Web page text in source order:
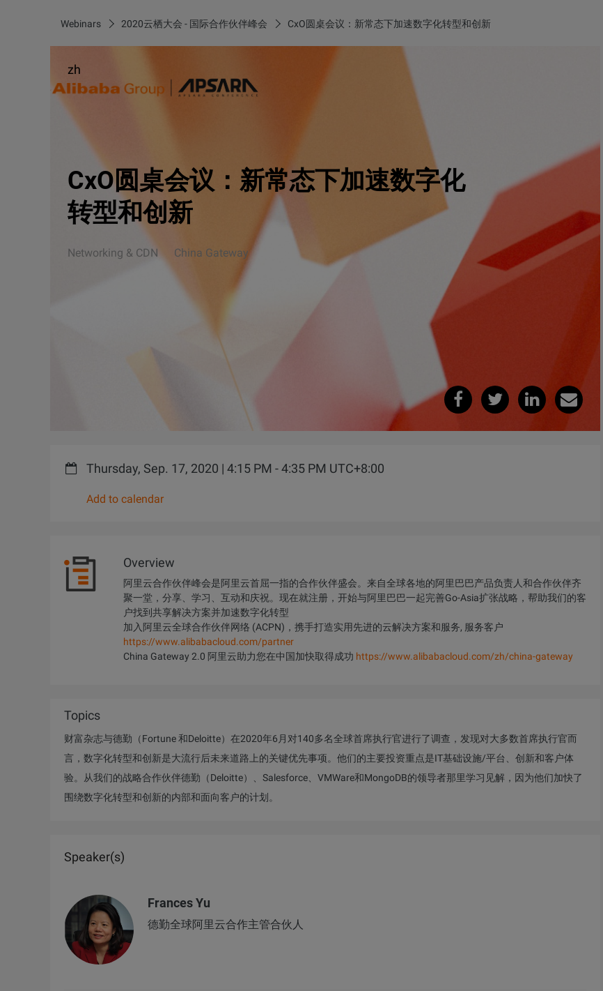
Webinars 2020云栖大会 - 国际合作伙伴峰会 CxO圆桌会议：新常态下加速数字化转型和创新
zh
CxO圆桌会议：新常态下加速数字化
转型和创新
Networking & CDN China Gateway
Thursday, Sep. 17, 2020 | 4:15 PM - 4:35 PM UTC+8:00
Add to calendar
Overview
阿里云合作伙伴峰会是阿里云首屈一指的合作伙伴盛会。来自全球各地的阿里巴巴产品负责人和合作伙伴齐
聚一堂，分享、学习、互动和庆祝。现在就注册，开始与阿里巴巴一起完善Go-Asia扩张战略，帮助我们的客
户找到共享解决方案并加速数字化转型
加入阿里云全球合作伙伴网络 (ACPN)，携手打造实用先进的云解决方案和服务, 服务客户
https://www.alibabacloud.com/partner
China Gateway 2.0 阿里云助力您在中国加快取得成功 https://www.alibabacloud.com/zh/china-gateway
Topics
财富杂志与德勤（Fortune 和Deloitte）在2020年6月对140多名全球首席执行官进行了调查，发现对大多数首席执行官而
言，数字化转型和创新是大流行后未来道路上的关键优先事项。他们的主要投资重点是IT基础设施/平台、创新和客户体
验。从我们的战略合作伙伴德勤（Deloitte）、Salesforce、VMWare和MongoDB的领导者那里学习见解，因为他们加快了
围绕数字化转型和创新的内部和面向客户的计划。
Speaker(s)
Frances Yu
德勤全球阿里云合作主管合伙人